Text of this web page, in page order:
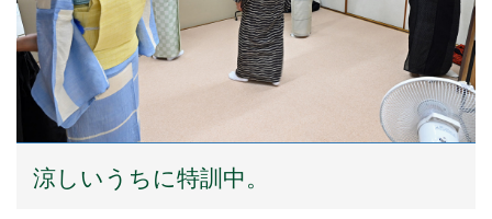
涼しいうちに特訓中。